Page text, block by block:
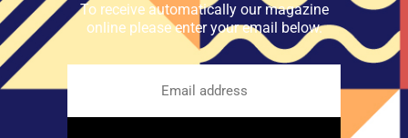
To receive automatically our magazine
online please enter your email below.